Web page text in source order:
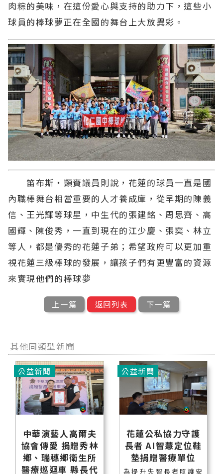
肉粽的美味，在這份愛心與支持的助力下，這些小
球員的棒球夢正在全國的舞台上大放異彩。
笛布斯‧顗賚議員則說，花蓮的球員一直是國
內職棒舞台相當重要的人才養成庫，從早期的陳義
信、王光輝等球星，中生代的張建銘、周思齊、高
國輝、陳俊秀，一直到現在的江少慶、張奕、林立
等人，都是優秀的花蓮子弟；希望政府可以更加重
視花蓮三級棒球的發展，讓孩子們有更豐富的資源
來實現他們的棒球夢
上一篇 返回列表 下一篇
其他同類型新聞
中華演藝人高爾夫
協會傳愛 捐贈秀林
鄉、瑞穗鄉衛生所
醫療巡迴車 縣長代
公益新聞
花蓮公私協力守護
長者 AI智慧定位鞋
墊捐贈醫療單位
為提升失智長者照護安
公益新聞